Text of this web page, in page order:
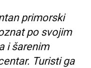
primorski
po svojim
i šarenim
Turisti ga